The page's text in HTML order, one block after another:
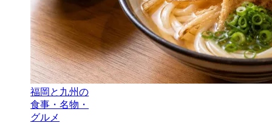
福岡と九州の
食事・名物・
グルメ